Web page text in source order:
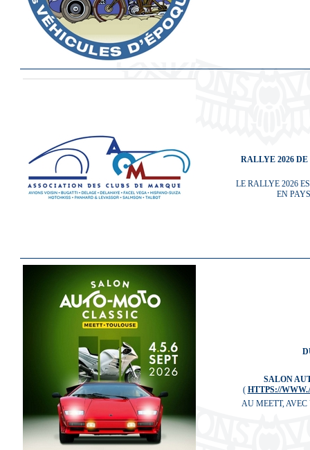
RALLYE 2026
LE RALLYE 2026
EN
SALON
( HTTPS://
AU MEETT,